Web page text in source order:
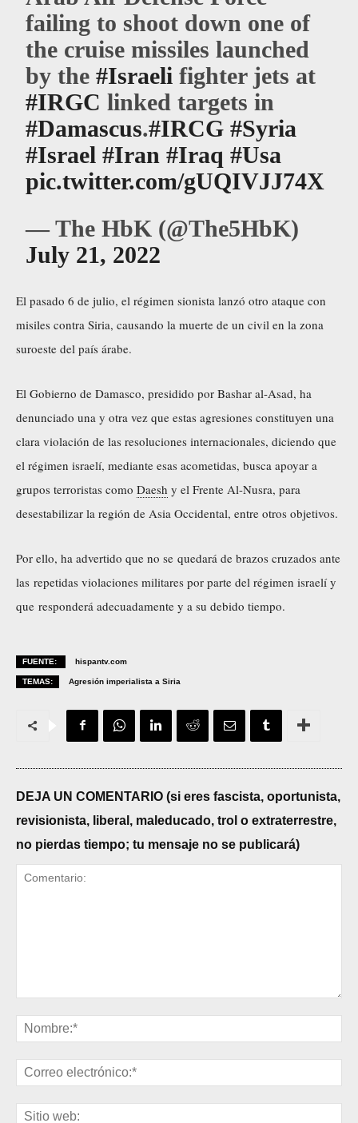
failing to shoot down one of
the cruise missiles launched
by the#Israeli fighter jets at
#IRGC linked targets in
#Damascus.#IRCG #Syria
#Israel #Iran #Iraq #Usa
pic.twitter.com/gUQIVJJ74X
— The HbK (@The5HbK)
July 21, 2022
El pasado 6 de julio, el régimen sionista lanzó otro ataque con
misiles contra Siria, causando la muerte de un civil en la zona
suroeste del país árabe.
El Gobierno de Damasco, presidido por Bashar al-Asad, ha
denunciado una y otra vez que estas agresiones constituyen una
clara violación de las resoluciones internacionales, diciendo que
el régimen israelí, mediante esas acometidas, busca apoyar a
grupos terroristas como Daesh y el Frente Al-Nusra, para
desestabilizar la región de Asia Occidental, entre otros objetivos.
Por ello, ha advertido que no se quedará de brazos cruzados ante
las repetidas violaciones militares por parte del régimen israelí y
que responderá adecuadamente y a su debido tiempo.
FUENTE: hispantv.com
TEMAS: Agresión imperialista a Siria
DEJA UN COMENTARIO (si eres fascista, oportunista,
revisionista, liberal, maleducado, trol o extraterrestre,
no pierdas tiempo; tu mensaje no se publicará)